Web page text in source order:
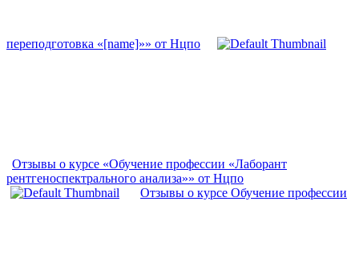
переподготовка «[name]»» от Нцпо
Отзывы о курсе «Обучение профессии «Лаборант
рентгеноспектрального анализа»» от Нцпо
Отзывы о курсе Обучение профессии